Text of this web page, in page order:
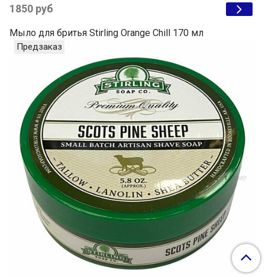
1850 руб
Мыло для бритья Stirling Orange Chill 170 мл
Предзаказ